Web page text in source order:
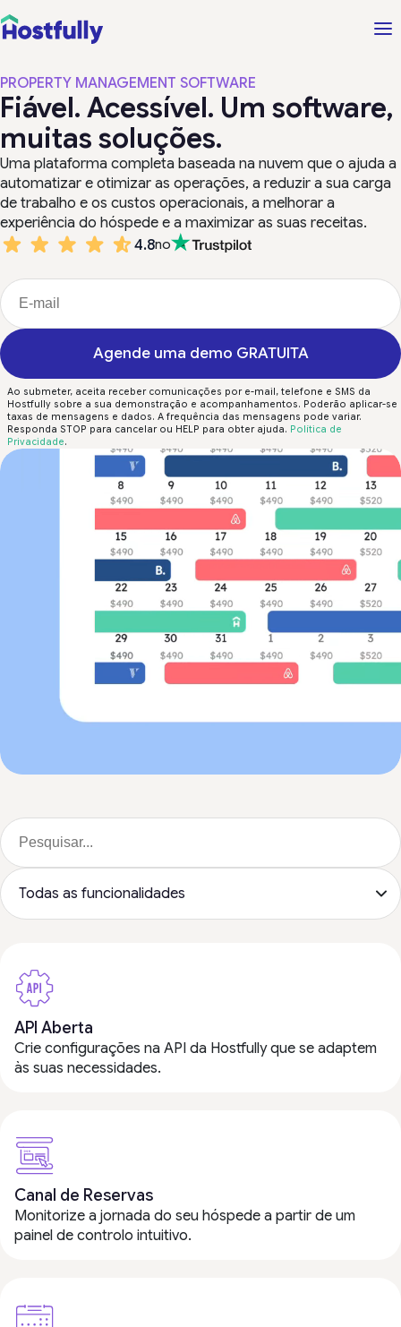
PROPERTY MANAGEMENT SOFTWARE
Fiável. Acessível. Um software,
muitas soluções.
Uma plataforma completa baseada na nuvem que o ajuda a
automatizar e otimizar as operações, a reduzir a sua carga
de trabalho e os custos operacionais, a melhorar a
experiência do hóspede e a maximizar as suas receitas.
4.8no
Agende uma demo GRATUITA
Ao submeter, aceita receber comunicações por e-mail, telefone e SMS da
Hostfully sobre a sua demonstração e acompanhamentos. Poderão aplicar-se
taxas de mensagens e dados. A frequência das mensagens pode variar.
Responda STOP para cancelar ou HELP para obter ajuda. Política de
Privacidade.
API Aberta
Crie configurações na API da Hostfully que se adaptem
às suas necessidades.
Canal de Reservas
Monitorize a jornada do seu hóspede a partir de um
painel de controlo intuitivo.